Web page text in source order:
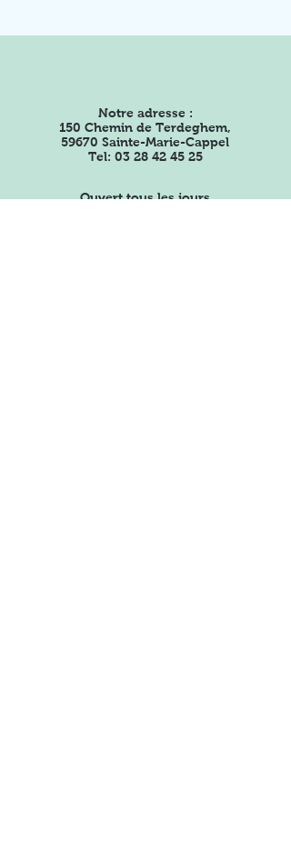
Notre adresse :
150 Chemin de Terdeghem,
59670 Sainte-Marie-Cappel
Tel: 03 28 42 45 25
Ouvert tous les jours